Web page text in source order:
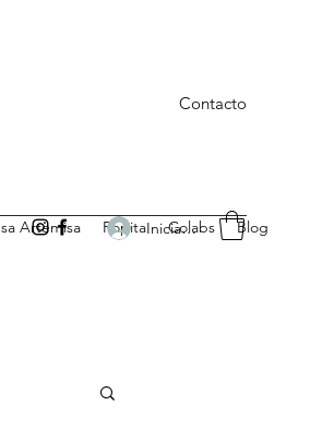
Contacto
Artemisa Ropita Colabs Blog
Iniciar sesión